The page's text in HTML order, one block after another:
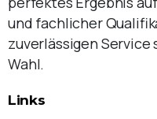
und fachlicher
zuverlässigen
Wahl.
Links